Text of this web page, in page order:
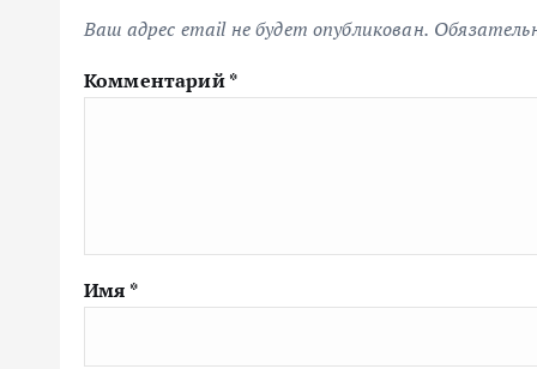
Ваш адрес email не будет опубликован.
Комментарий*
Имя *